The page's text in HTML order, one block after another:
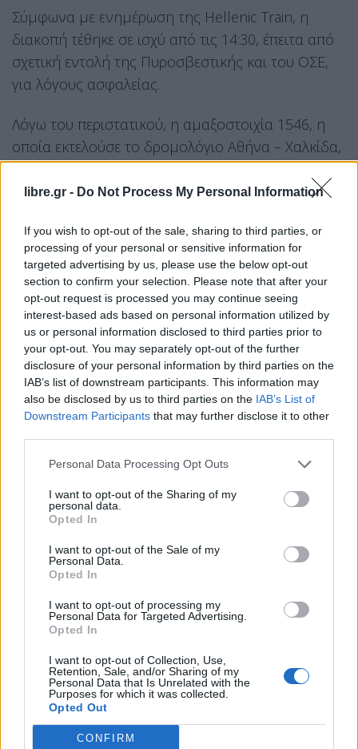
libre.gr - Do Not Process My Personal Information
If you wish to opt-out of the sale, sharing to third parties, or
processing of your personal or sensitive information for
targeted advertising by us, please use the below opt-out
section to confirm your selection. Please note that after your
opt-out request is processed you may continue seeing
interest-based ads based on personal information utilized by
us or personal information disclosed to third parties prior to
your opt-out. You may separately opt-out of the further
disclosure of your personal information by third parties on the
IAB’s list of downstream participants. This information may
also be disclosed by us to third parties on the IAB’s List of
Downstream Participants that may further disclose it to other
Personal Data Processing Opt Outs
I want to opt-out of the Sharing of my
personal data.
Opted In
I want to opt-out of the Sale of my
Personal Data.
Opted In
I want to opt-out of processing my
Personal Data for Targeted Advertising.
Opted In
I want to opt-out of Collection, Use,
Retention, Sale, and/or Sharing of my
Personal Data that Is Unrelated with the
Purposes for which it was collected.
Opted Out
CONFIRM
Σύμφωνα με ενημέρωση της Hellenic Train, η
διακοπή τέθηκε σε ισχύ από τις 14:30, έπειτα από
σχετική εντολή της Πυροσβεστικής και του ΟΣΕ,
για λόγους ασφαλείας.
Λόγω του περιστατικού, η αμαξοστοιχία 1546, η
οποία εκτελούσε το δρομολόγιο Αθήνα – Χαλκίδα,
παρέμεινε στον Σταθμό Οινόης χωρίς να
συνεχίσει την πορεία της.
Για την εξυπηρέτηση των επιβατών, η Hellenic
Train προχώρησε σε μεταφορά τους με λεωφορεία
προς τον τελικό προορισμό τους, μέχρι την
αποκατάσταση της κυκλοφορίας στο
συγκεκριμένο τμήμα του δικτύου.
Facebook Share on X Bluesky
Email Copy Link
Tags: HELLENIC TRAIN οινοη ΤΡΕΝΑ
Σχετικά Άρθρα